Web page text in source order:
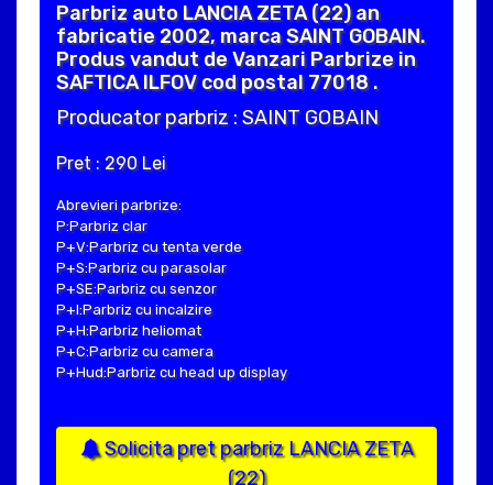
Parbriz auto LANCIA ZETA (22) an
fabricatie 2002, marca SAINT GOBAIN.
Produs vandut de Vanzari Parbrize in
SAFTICA ILFOV cod postal 77018 .
Producator parbriz : SAINT GOBAIN
Pret : 290 Lei
Abrevieri parbrize:
P:Parbriz clar
P+V:Parbriz cu tenta verde
P+S:Parbriz cu parasolar
P+SE:Parbriz cu senzor
P+I:Parbriz cu incalzire
P+H:Parbriz heliomat
P+C:Parbriz cu camera
P+Hud:Parbriz cu head up display
Solicita pret parbriz LANCIA ZETA
(22)